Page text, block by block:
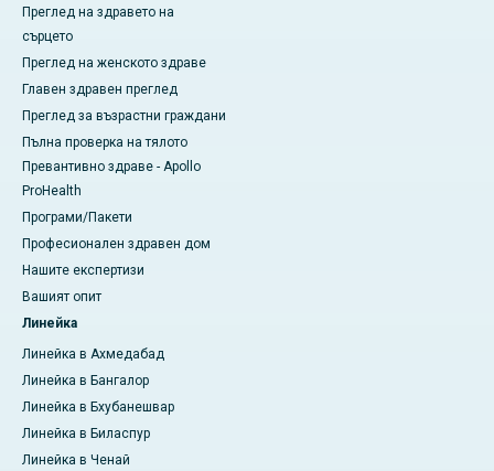
Преглед на здравето на
сърцето
Преглед на женското здраве
Главен здравен преглед
Преглед за възрастни граждани
Пълна проверка на тялото
Превантивно здраве - Apollo
ProHealth
Програми/Пакети
Професионален здравен дом
Нашите експертизи
Вашият опит
Линейка
Линейка в Ахмедабад
Линейка в Бангалор
Линейка в Бхубанешвар
Линейка в Биласпур
Линейка в Ченай